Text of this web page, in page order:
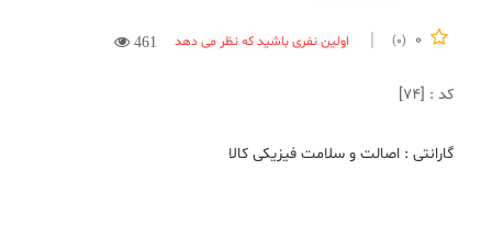
0
(0) اولین نفری باشید که نظر می دهد 461
کد : [74]